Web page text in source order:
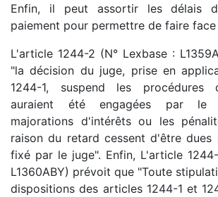
Enfin, il peut assortir les délais
paiement pour permettre de faire face
L'article 1244-2 (N° Lexbase :
"la décision du juge, prise en
1244-1, suspend les procédures
auraient été engagées par le
majorations d'intérêts ou les
raison du retard cessent d'être dues
fixé par le juge". Enfin, L'article
L1360ABY) prévoit que "Toute
dispositions des articles 1244-1 et